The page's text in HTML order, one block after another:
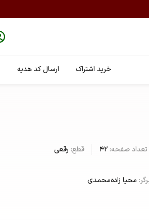
خرید اشتراک ارسال کد هدیه
تعداد صفحه:42 قطع: رقعی
محیا زاده‌محمدی